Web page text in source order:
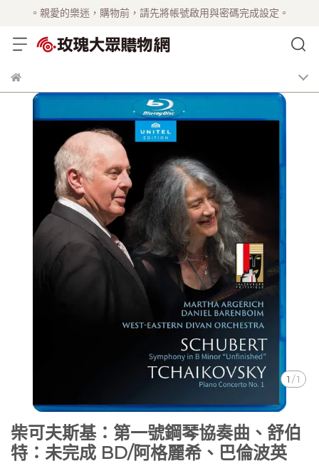
。親愛的樂迷，購物前，請先將帳號啟用與密碼完成設定。
1 /1
柴可夫斯基：第一號鋼琴協奏曲、舒伯
特：未完成 BD/阿格麗希、巴倫波英